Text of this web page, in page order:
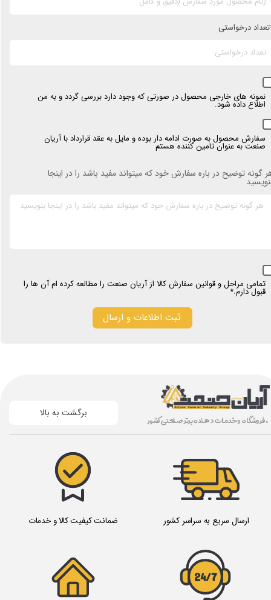
گونه توضیح در باره سفارش خود که میتواند مفید باشد را در اینجا
ثبت اطلاعات و ارسال
تعداد درخواستی
نمونه های خارجی محصول در صورتی که وجود دارد بررسی گردد و به من
اطلاع داده شود.
سفارش محصول به صورت ادامه دار بوده و مایل به عقد قرارداد با آریان
صنعت به عنوان تامین کننده هستم
تمامی مراحل و قوانین سفارش کالا از آریان صنعت را مطالعه کرده ام آن ها را
قبول دارم.*
ضمانت کیفیت کالا و خدمات
برگشت به بالا ، فروشگاه و خدمات دهنده برتر صنعتی کشور
ارسال سریع به سراسر کشور
24/7